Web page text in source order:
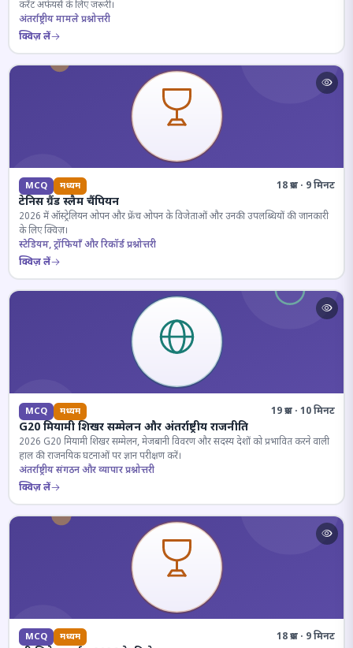
करेंट अफेयर्स के लिए जरूरी।
अंतर्राष्ट्रीय मामले प्रश्नोत्तरी
क्विज़ लें
MCQ मध्यम 18 प्रश्न · 9 मिनट
टेनिस ग्रैंड स्लैम चैंपियन
2026 में ऑस्ट्रेलियन ओपन और फ्रेंच ओपन के विजेताओं और उनकी उपलब्धियों की जानकारी
के लिए क्विज़।
स्टेडियम, ट्रॉफियाँ और रिकॉर्ड प्रश्नोत्तरी
क्विज़ लें
MCQ मध्यम 19 प्रश्न · 10 मिनट
G20 मियामी शिखर सम्मेलन और अंतर्राष्ट्रीय राजनीति
2026 G20 मियामी शिखर सम्मेलन, मेजबानी विवरण और सदस्य देशों को प्रभावित करने वाली
हाल की राजनयिक घटनाओं पर ज्ञान परीक्षण करें।
अंतर्राष्ट्रीय संगठन और व्यापार प्रश्नोत्तरी
क्विज़ लें
MCQ मध्यम 18 प्रश्न · 9 मिनट